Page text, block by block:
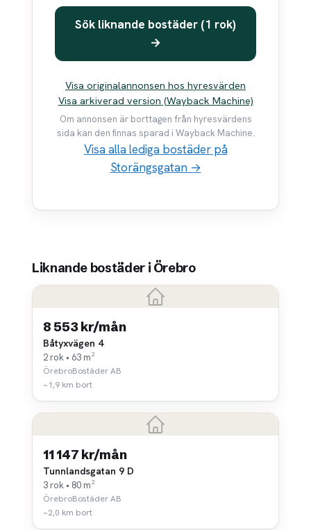
Sök liknande bostäder (1 rok)
→
Visa originalannonsen hos hyresvärden
Visa arkiverad version (Wayback Machine)
Om annonsen är borttagen från hyresvärdens
sida kan den finnas sparad i Wayback Machine.
Visa alla lediga bostäder på
Storängsgatan →
Liknande bostäder i Örebro
8 553 kr/mån
Båtyxvägen 4
2 rok • 63 m²
ÖrebroBostäder AB
~1,9 km bort
11 147 kr/mån
Tunnlandsgatan 9 D
3 rok • 80 m²
ÖrebroBostäder AB
~2,0 km bort